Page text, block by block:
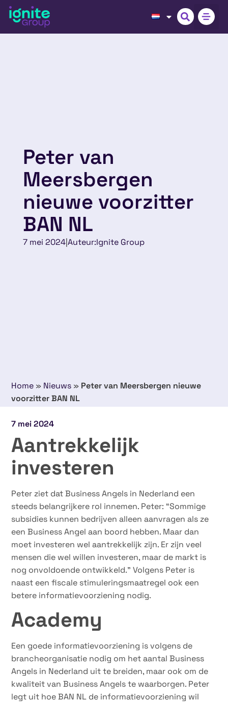
Peter van
Meersbergen
nieuwe voorzitter
BAN NL
7 mei 2024|Auteur:Ignite Group
Home » Nieuws » Peter van Meersbergen nieuwe
voorzitter BAN NL
7 mei 2024
Aantrekkelijk
investeren
Peter ziet dat Business Angels in Nederland een
steeds belangrijkere rol innemen. Peter: “Sommige
subsidies kunnen bedrijven alleen aanvragen als ze
een Business Angel aan boord hebben. Maar dan
moet investeren wel aantrekkelijk zijn. Er zijn veel
mensen die wel willen investeren, maar de markt is
nog onvoldoende ontwikkeld.” Volgens Peter is
naast een fiscale stimuleringsmaatregel ook een
betere informatievoorziening nodig.
Academy
Een goede informatievoorziening is volgens de
brancheorganisatie nodig om het aantal Business
Angels in Nederland uit te breiden, maar ook om de
kwaliteit van Business Angels te waarborgen. Peter
legt uit hoe BAN NL de informatievoorziening wil